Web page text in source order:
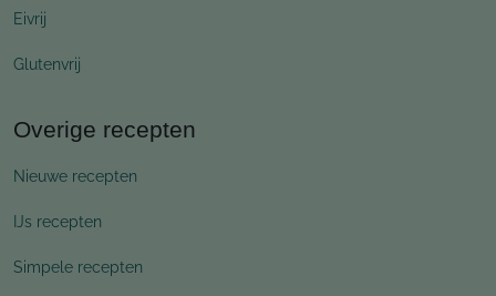
Eivrij
Glutenvrij
Overige recepten
Nieuwe recepten
IJs recepten
Simpele recepten